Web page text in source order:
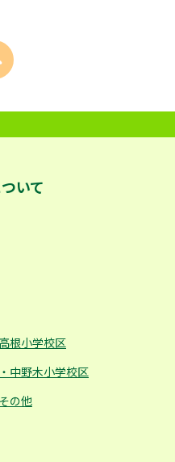
いて
根小学校区
中野木小学校区
の他